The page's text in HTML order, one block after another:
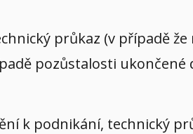
průkaz (v případě
pozůstalosti ukončené
k podnikání, technický